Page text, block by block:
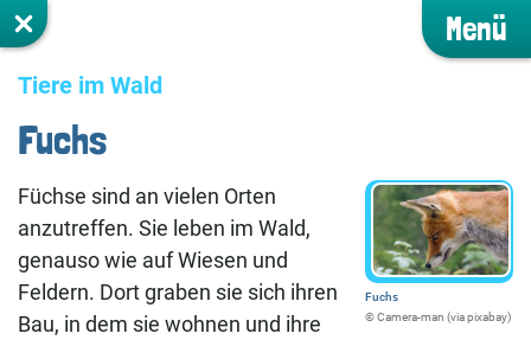
Menü
Tiere im Wald
Fuchs
Fuchs
©️ Camera-man (via pixabay)
Füchse sind an vielen Orten
anzutreffen. Sie leben im Wald,
genauso wie auf Wiesen und
Feldern. Dort graben sie sich ihren
Bau, in dem sie wohnen und ihre